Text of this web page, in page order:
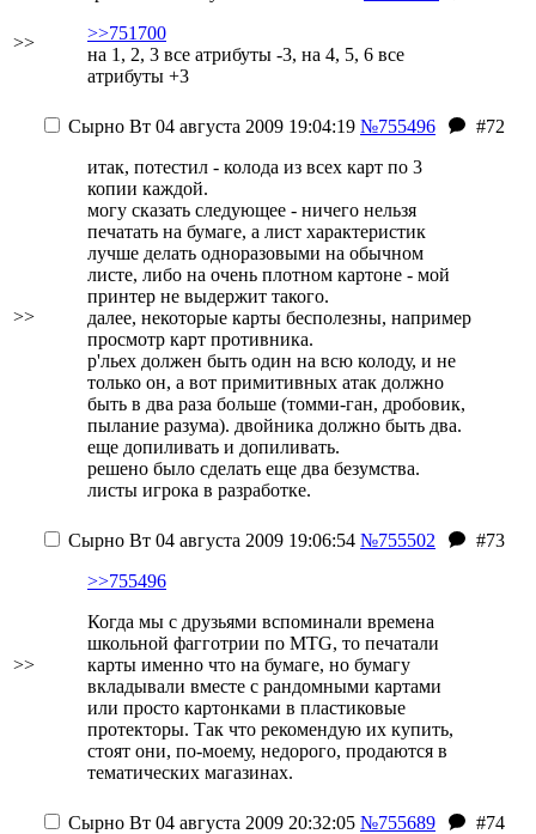
>>
>>751700
на 1, 2, 3 все атрибуты -3, на 4, 5, 6 все
атрибуты +3
>>
Сырно Вт 04 августа 2009 19:04:19 №755496
#72
итак, потестил - колода из всех карт по 3
копии каждой.
могу сказать следующее - ничего нельзя
печатать на бумаге, а лист характеристик
лучше делать одноразовыми на обычном
листе, либо на очень плотном картоне - мой
принтер не выдержит такого.
далее, некоторые карты бесполезны, например
просмотр карт противника.
р'льех должен быть один на всю колоду, и не
только он, а вот примитивных атак должно
быть в два раза больше (томми-ган, дробовик,
пылание разума). двойника должно быть два.
еще допиливать и допиливать.
решено было сделать еще два безумства.
листы игрока в разработке.
>>
Сырно Вт 04 августа 2009 19:06:54 №755502
#73
>>755496
Когда мы с друзьями вспоминали времена
школьной фагготрии по MTG, то печатали
карты именно что на бумаге, но бумагу
вкладывали вместе с рандомными картами
или просто картонками в пластиковые
протекторы. Так что рекомендую их купить,
стоят они, по-моему, недорого, продаются в
тематических магазинах.
Сырно Вт 04 августа 2009 20:32:05 №755689
#74